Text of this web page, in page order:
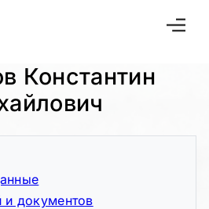
Константин
и документов